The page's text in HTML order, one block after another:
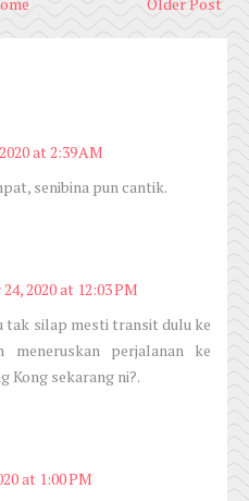
at 2:39 AM
senibina pun cantik.
2020 at 12:03 PM
tak silap mesti transit dulu ke
meneruskan perjalanan ke
Kong sekarang ni?.
at 1:00 PM